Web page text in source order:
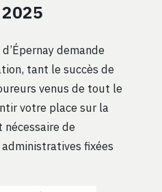
demande
tant le succès de
venus de tout le
votre place sur la
de
fixées